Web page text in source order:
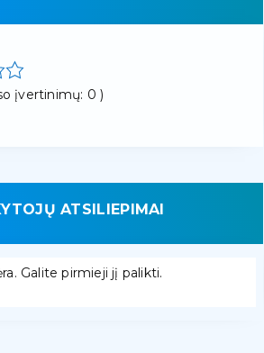
įvertinimų: 0 )
ATSILIEPIMAI
Galite pirmieji jį palikti.